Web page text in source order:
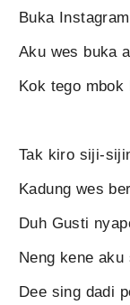
Buka
Aku wes buka
Kok tego mbok
Tak kiro siji-
Kadung wes
Duh Gusti
Neng kene aku
Dee sing dadi